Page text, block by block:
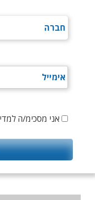
אני מסכימ/ה